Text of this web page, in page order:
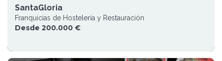
SantaGloria
Franquicias de Hostelería y Restauración
Desde 200.000 €